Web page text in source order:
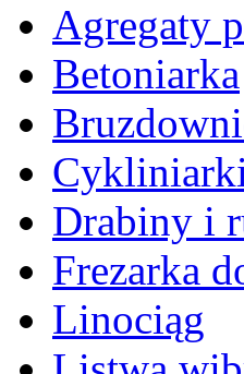
Agregaty
Betoniarka
Drabiny i
Frezarka
Linociąg